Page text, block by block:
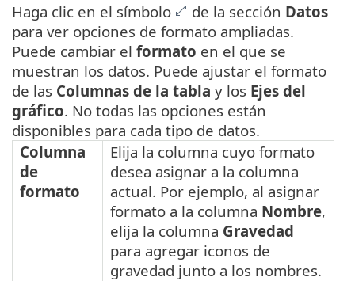
Haga clic en el símbolo de la sección Datos
para ver opciones de formato ampliadas.
Puede cambiar el formato en el que se
muestran los datos. Puede ajustar el formato
de las Columnas de la tabla y los Ejes del
gráfico. No todas las opciones están
disponibles para cada tipo de datos.
Columna
de
formato
Elija la columna cuyo formato
desea asignar a la columna
actual. Por ejemplo, al asignar
formato a la columna Nombre,
elija la columna Gravedad
para agregar iconos de
gravedad junto a los nombres.